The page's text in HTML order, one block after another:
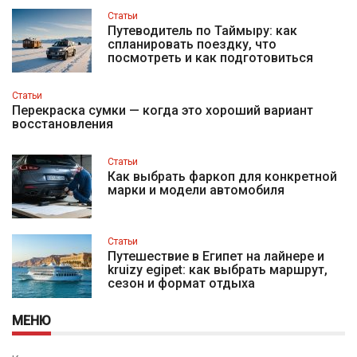
Статьи
Путеводитель по Таймыру: как
спланировать поездку, что
посмотреть и как подготовиться
Статьи
Перекраска сумки — когда это хороший вариант
восстановления
Статьи
Как выбрать фаркоп для конкретной
марки и модели автомобиля
Статьи
Путешествие в Египет на лайнере и
kruizy egipet: как выбрать маршрут,
сезон и формат отдыха
МЕНЮ